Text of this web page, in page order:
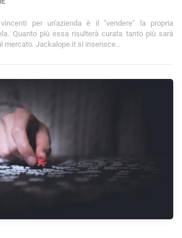
per un'azienda è il "vendere" la propria
Quanto più essa risulterà curata tanto più sarà
mercato. Jackalope.it si inserisce…